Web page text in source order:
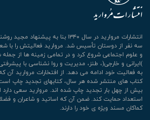
انتشارات مروارید در سال ۱۳۴۰ بنا به
سه نفر از دوستان تأسیس شد. مروارید فعالیتش را با
و علوم اجتماعی شروع کرد و در تمامی زمینه ها از
)ایرانی و خارجی(، طنز، مدیریت و روا نشناسی با
بیش از چهل بار تجدید چاپ شده اند. مروارید سعی دارد
استعداد حمایت کند. ضمن آن که اساتید و شاعران و
کماکان مسند ویژه ی خود را دارند.